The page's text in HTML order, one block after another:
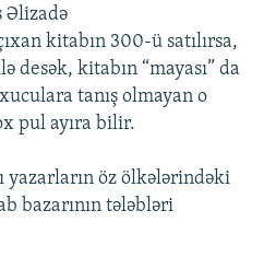
Əlizadə
kitabın 300-ü satılırsa,
kitabın “mayası” da
tanış olmayan o
pul ayıra bilir.
yazarların öz ölkələrindəki
bazarının tələbləri